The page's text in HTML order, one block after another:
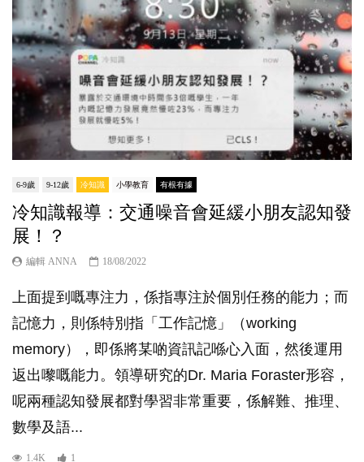
6-9歲 9-12歲 冷知識 小學教育 有根有據
冷知識報導：交通噪音會延緩小朋友認知發
展！？
編輯 ANNA 18/08/2022
上面提到嘅專注力，係指專注於個別任務的能力；而
記憶力，則係特別指「工作記憶」（working
memory），即係將某啲資訊記喺心入面，然後運用
返出嚟嘅能力。領導研究的Dr. Maria Foraster形容，
呢兩種認知發展都對學習非常重要，係解難、推理、
數學及語...
1.4K 1